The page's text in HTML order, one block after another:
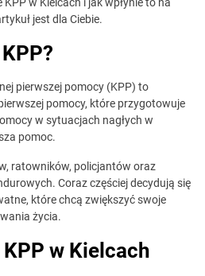
jest dla Ciebie.
pierwszej pomocy (KPP) to
pomocy, które przygotowuje
w sytuacjach nagłych w
pomoc.
ratowników, policjantów oraz
Coraz częściej decydują się
które chcą zwiększyć swoje
życia.
w Kielcach